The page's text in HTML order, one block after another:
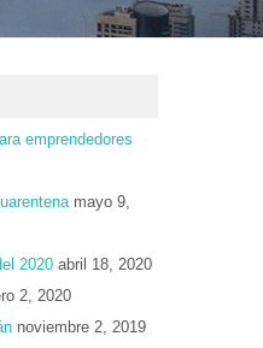
emprendedores
mayo 9,
2020 abril 18, 2020
2, 2020
noviembre 2, 2019